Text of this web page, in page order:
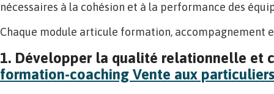
nécessaires à la cohésion et à la performance des
Chaque module articule formation, accompagnement
1. Développer la qualité relationnelle et
formation-coaching Vente aux particuliers